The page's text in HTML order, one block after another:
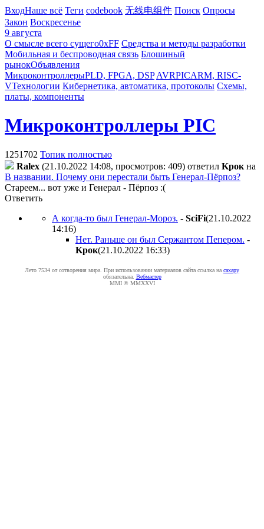
ВходНаше всё Теги codebook 无线电组件 Поиск Опросы
Закон Воскресенье
9 августа
О смысле всего сущего0xFF Средства и методы разработки
Мобильная и беспроводная связь Блошиный
рынокОбъявления
МикроконтроллерыPLD, FPGA, DSP AVRPICARM, RISC-
VТехнологии Кибернетика, автоматика, протоколы Схемы,
платы, компоненты
Микроконтроллеры PIC
1251702 Топик полностью
Ralex (21.10.2022 14:08, просмотров: 409) ответил Kpoк на
В названии. Почему они перестали быть Генерал-Пёрпоз?
Стареем... вот уже и Генерал - Пёрпоз :(
Ответить
А когда-то был Генерал-Мороз. - SciFi(21.10.2022
14:16)
Нет. Раньше он был Сержантом Пепером. -
Kpoк(21.10.2022 16:33)
Лето 7534 от сотворения мира. При использовании материалов сайта ссылка на caxapу
обязательна. Вебмастер
MMI © MMXXVI